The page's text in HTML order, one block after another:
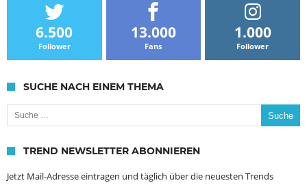
6.500
Follower
13.000
Fans
1.000
Follower
SUCHE NACH EINEM THEMA
Suche nach:
TREND NEWSLETTER ABONNIEREN
Jetzt Mail-Adresse eintragen und täglich über die neuesten Trends